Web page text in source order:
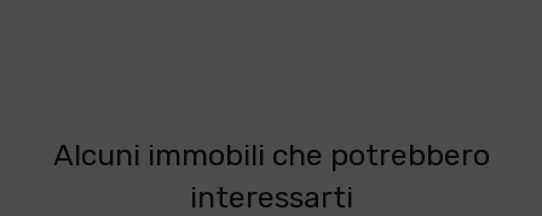
Alcuni immobili che potrebbero
interessarti